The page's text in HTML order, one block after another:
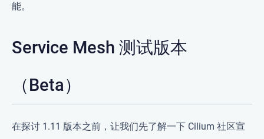
能。
Service Mesh 测试版本
（Beta）
在探讨 1.11 版本之前，让我们先了解一下 Cilium 社区宣